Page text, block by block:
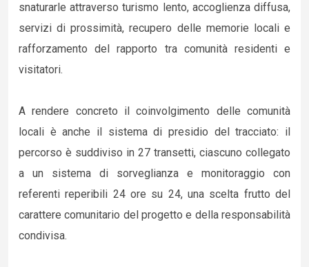
snaturarle attraverso turismo lento, accoglienza diffusa,
servizi di prossimità, recupero delle memorie locali e
rafforzamento del rapporto tra comunità residenti e
visitatori.
A rendere concreto il coinvolgimento delle comunità
locali è anche il sistema di presidio del tracciato: il
percorso è suddiviso in 27 transetti, ciascuno collegato
a un sistema di sorveglianza e monitoraggio con
referenti reperibili 24 ore su 24, una scelta frutto del
carattere comunitario del progetto e della responsabilità
condivisa.